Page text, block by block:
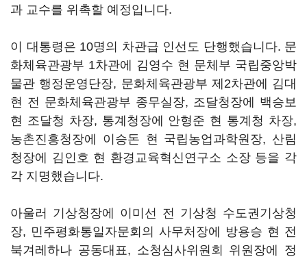
과 교수를 위촉할 예정입니다.
이 대통령은 10명의 차관급 인선도 단행했습니다. 문
화체육관광부 1차관에 김영수 현 문체부 국립중앙박
물관 행정운영단장, 문화체육관광부 제2차관에 김대
현 전 문화체육관광부 종무실장, 조달청장에 백승보
현 조달청 차장, 통계청장에 안형준 현 통계청 차장,
농촌진흥청장에 이승돈 현 국립농업과학원장, 산림
청장에 김인호 현 환경교육혁신연구소 소장 등을 각
각 지명했습니다.
아울러 기상청장에 이미선 전 기상청 수도권기상청
장, 민주평화통일자문회의 사무처장에 방용승 현 전
북겨레하나 공동대표, 소청심사위원회 위원장에 정